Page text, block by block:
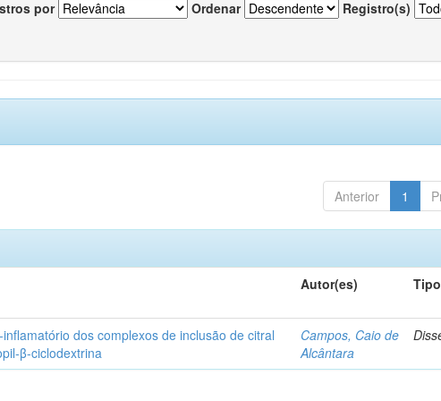
por Ordenar Registro(s)
Anterior 1
Autor(es) Tipo
dos complexos de inclusão de citral
β-ciclodextrina
Campos, Caio de
Alcântara